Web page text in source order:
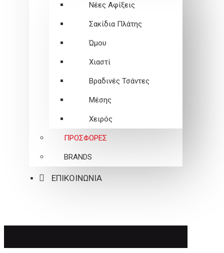
Νέες Αφίξεις
Σακίδια Πλάτης
Ώμου
Χιαστί
Βραδινές Τσάντες
Μέσης
Χειρός
ΠΡΟΣΦΟΡΕΣ
BRANDS
ΕΠΙΚΟΙΝΩΝΙΑ